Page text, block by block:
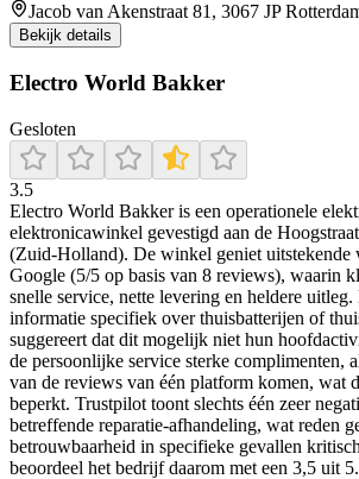
Jacob van Akenstraat 81, 3067 JP
Bekijk details
Electro World Bakker
Gesloten
3.5
Electro World Bakker is een operationele
elektronicawinkel gevestigd aan de
(Zuid-Holland). De winkel geniet uitstekende
Google (5/5 op basis van 8 reviews), waarin
snelle service, nette levering en heldere
informatie specifiek over thuisbatterijen of
suggereert dat dit mogelijk niet hun
de persoonlijke service sterke complimenten,
van de reviews van één platform komen, wat
beperkt. Trustpilot toont slechts één zeer
betreffende reparatie-afhandeling, wat reden
betrouwbaarheid in specifieke gevallen
beoordeel het bedrijf daarom met een 3,5 uit 5.